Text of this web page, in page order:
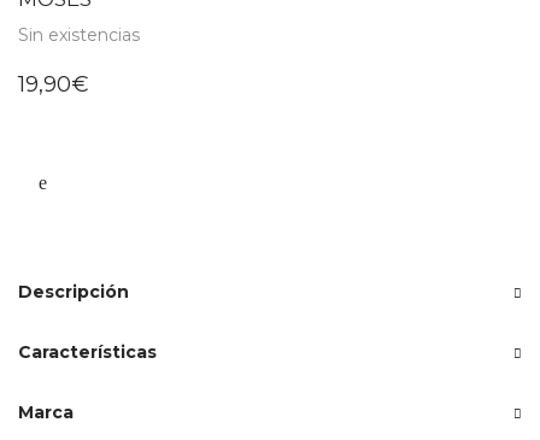
Sin existencias
19,90€
Descripción
Características
Marca